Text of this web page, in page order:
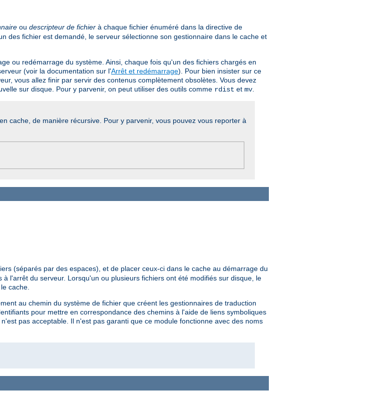
ou descripteur de fichier à chaque fichier énuméré dans la directive de
des fichier est demandé, le serveur sélectionne son gestionnaire dans le cache et
ou redémarrage du système. Ainsi, chaque fois qu'un des fichiers chargés en
(voir la documentation sur l'Arrêt et redémarrage). Pour bien insister sur ce
vous allez finir par servir des contenus complètement obsolètes. Vous devez
sur disque. Pour y parvenir, on peut utiliser des outils comme rdist et mv
cache, de manière récursive. Pour y parvenir, vous pouvez vous reporter à
(séparés par des espaces), et de placer ceux-ci dans le cache au démarrage du
l'arrêt du serveur. Lorsqu'un ou plusieurs fichiers ont été modifiés sur disque, le
cache.
au chemin du système de fichier que créent les gestionnaires de traduction
pour mettre en correspondance des chemins à l'aide de liens symboliques
pas acceptable. Il n'est pas garanti que ce module fonctionne avec des noms